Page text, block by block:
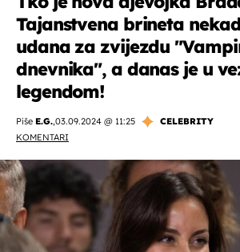
Tajanstvena brineta
udana za zvijezdu
dnevnika", a danas je u
legendom!
Piše E.G.,03.09.2024 @ 11:25
CELEBRITY
KOMENTARI
OMOGUĆI